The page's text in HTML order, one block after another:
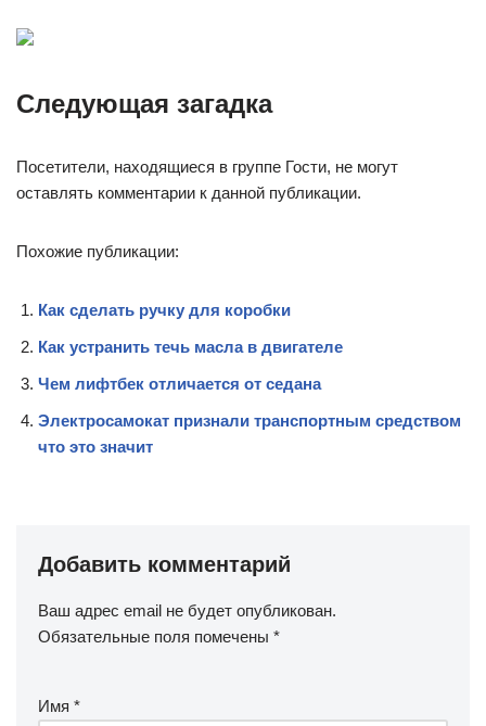
Следующая загадка
Посетители, находящиеся в группе Гости, не могут
оставлять комментарии к данной публикации.
Похожие публикации:
Как сделать ручку для коробки
Как устранить течь масла в двигателе
Чем лифтбек отличается от седана
Электросамокат признали транспортным средством
что это значит
Добавить комментарий
Ваш адрес email не будет опубликован.
Обязательные поля помечены *
Имя *